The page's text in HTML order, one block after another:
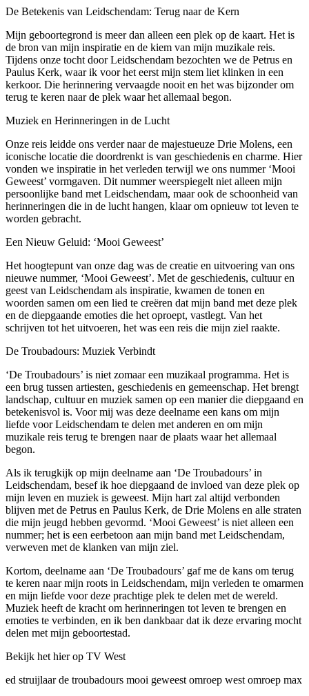
De Betekenis van Leidschendam: Terug naar de Kern
Mijn geboortegrond is meer dan alleen een plek op de kaart. Het is
de bron van mijn inspiratie en de kiem van mijn muzikale reis.
Tijdens onze tocht door Leidschendam bezochten we de Petrus en
Paulus Kerk, waar ik voor het eerst mijn stem liet klinken in een
kerkoor. Die herinnering vervaagde nooit en het was bijzonder om
terug te keren naar de plek waar het allemaal begon.
Muziek en Herinneringen in de Lucht
Onze reis leidde ons verder naar de majestueuze Drie Molens, een
iconische locatie die doordrenkt is van geschiedenis en charme. Hier
vonden we inspiratie in het verleden terwijl we ons nummer ‘Mooi
Geweest’ vormgaven. Dit nummer weerspiegelt niet alleen mijn
persoonlijke band met Leidschendam, maar ook de schoonheid van
herinneringen die in de lucht hangen, klaar om opnieuw tot leven te
worden gebracht.
Een Nieuw Geluid: ‘Mooi Geweest’
Het hoogtepunt van onze dag was de creatie en uitvoering van ons
nieuwe nummer, ‘Mooi Geweest’. Met de geschiedenis, cultuur en
geest van Leidschendam als inspiratie, kwamen de tonen en
woorden samen om een lied te creëren dat mijn band met deze plek
en de diepgaande emoties die het oproept, vastlegt. Van het
schrijven tot het uitvoeren, het was een reis die mijn ziel raakte.
De Troubadours: Muziek Verbindt
‘De Troubadours’ is niet zomaar een muzikaal programma. Het is
een brug tussen artiesten, geschiedenis en gemeenschap. Het brengt
landschap, cultuur en muziek samen op een manier die diepgaand en
betekenisvol is. Voor mij was deze deelname een kans om mijn
liefde voor Leidschendam te delen met anderen en om mijn
muzikale reis terug te brengen naar de plaats waar het allemaal
begon.
Als ik terugkijk op mijn deelname aan ‘De Troubadours’ in
Leidschendam, besef ik hoe diepgaand de invloed van deze plek op
mijn leven en muziek is geweest. Mijn hart zal altijd verbonden
blijven met de Petrus en Paulus Kerk, de Drie Molens en alle straten
die mijn jeugd hebben gevormd. ‘Mooi Geweest’ is niet alleen een
nummer; het is een eerbetoon aan mijn band met Leidschendam,
verweven met de klanken van mijn ziel.
Kortom, deelname aan ‘De Troubadours’ gaf me de kans om terug
te keren naar mijn roots in Leidschendam, mijn verleden te omarmen
en mijn liefde voor deze prachtige plek te delen met de wereld.
Muziek heeft de kracht om herinneringen tot leven te brengen en
emoties te verbinden, en ik ben dankbaar dat ik deze ervaring mocht
delen met mijn geboortestad.
Bekijk het hier op TV West
ed struijlaar de troubadours mooi geweest omroep west omroep max